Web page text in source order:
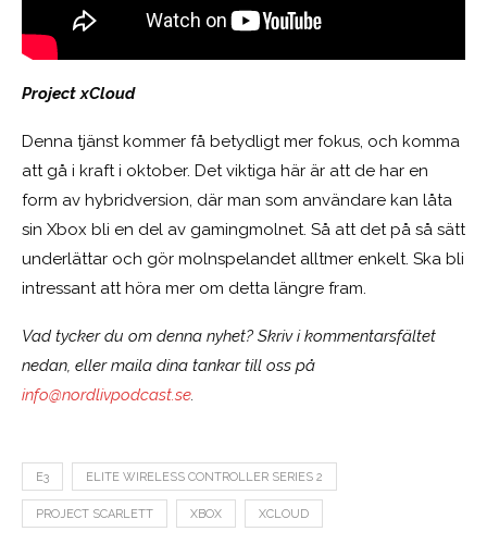
Project xCloud
Denna tjänst kommer få betydligt mer fokus, och komma
att gå i kraft i oktober. Det viktiga här är att de har en
form av hybridversion, där man som användare kan låta
sin Xbox bli en del av gamingmolnet. Så att det på så sätt
underlättar och gör molnspelandet alltmer enkelt. Ska bli
intressant att höra mer om detta längre fram.
Vad tycker du om denna nyhet? Skriv i kommentarsfältet
nedan, eller maila dina tankar till oss på
info@nordlivpodcast.se.
E3 ELITE WIRELESS CONTROLLER SERIES 2
PROJECT SCARLETT XBOX XCLOUD